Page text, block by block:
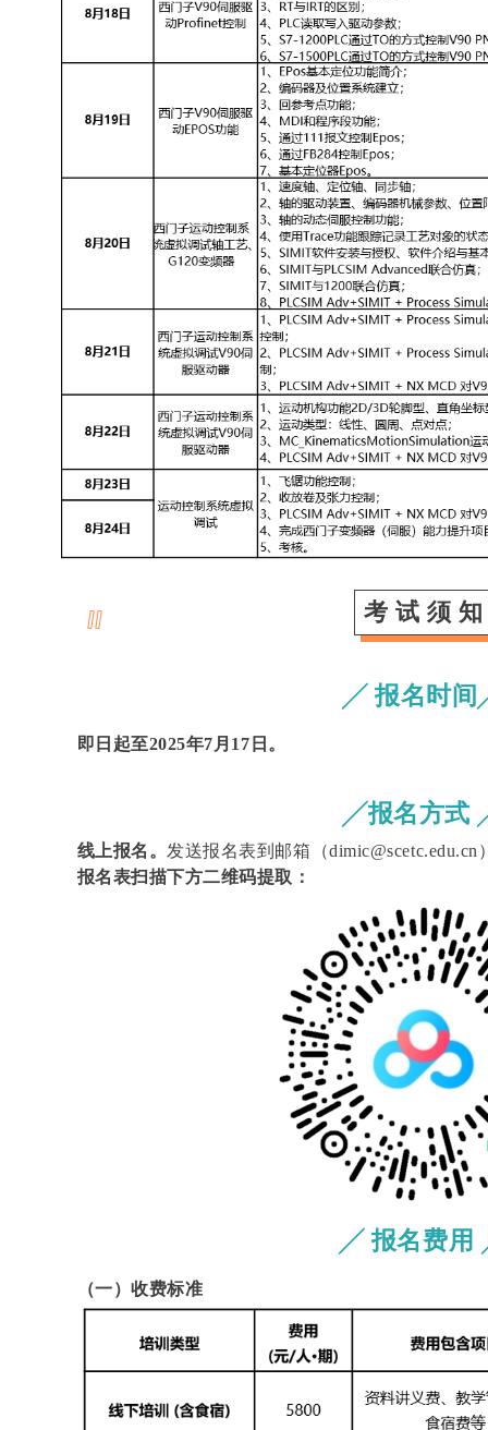
考 试 须 知
╱ 报名时
即日起至2025年7月17日。
╱报名方式
线上报名。 发送报名表到邮箱（dimic@scetc.edu.cn
报名表扫描下方二维码提取：
╱ 报名费用
（一）收费标准